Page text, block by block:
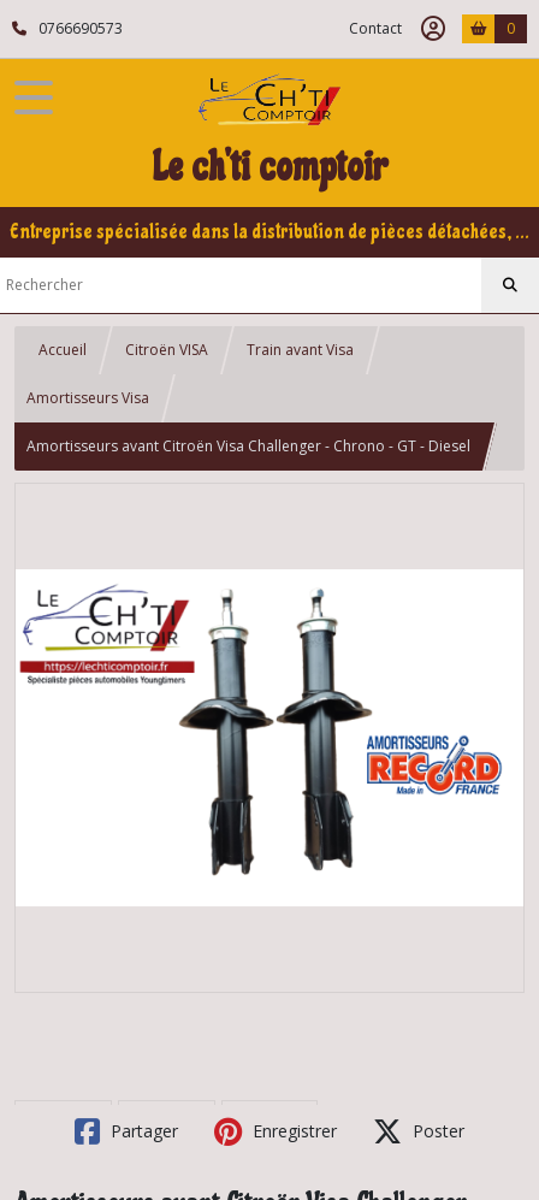
0766690573 Contact 0
Le ch'ti comptoir
Entreprise spécialisée dans la distribution de pièces détachées, refabrication pour voitures Yountimers Peugeot 205 GTI, 309 GTI - GTI16
Accueil Citroën VISA Train avant Visa
Amortisseurs Visa
Amortisseurs avant Citroën Visa Challenger - Chrono - GT - Diesel
Partager Enregistrer Poster